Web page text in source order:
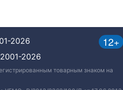
12+
2026
2026
товарным знаком на